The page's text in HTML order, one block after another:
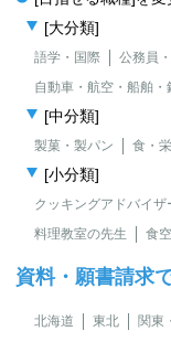
[大分類]
語学・国際 公務員
自動車・航空・船舶・
[中分類]
製菓・製パン 食・
[小分類]
クッキングアドバイザ
料理教室の先生
食
資料・願書請求
北海道 東北 関東